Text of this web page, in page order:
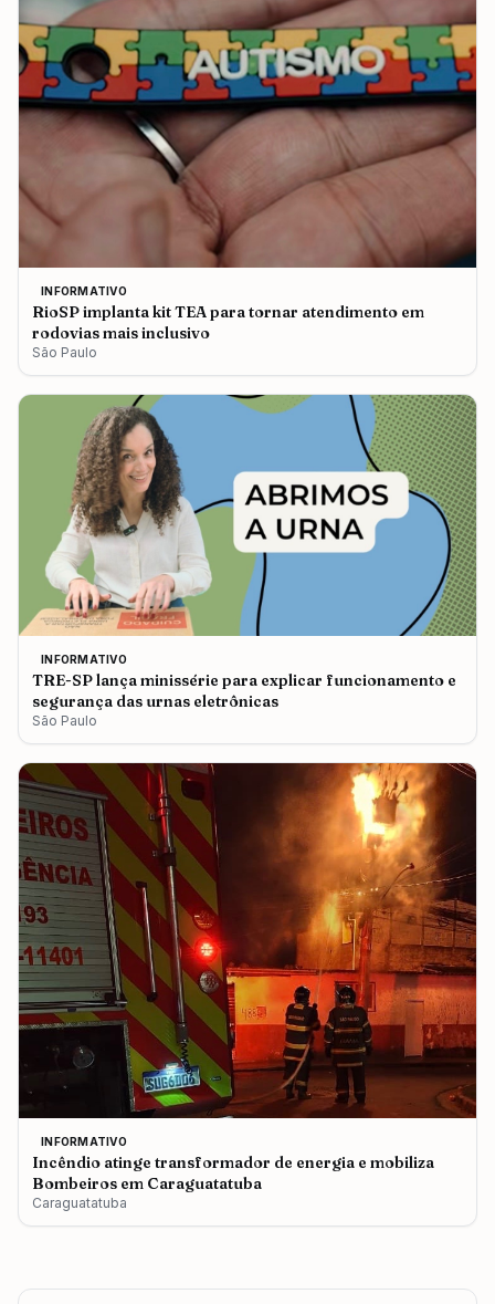
INFORMATIVO
RioSP implanta kit TEA para tornar atendimento em
rodovias mais inclusivo
São Paulo
INFORMATIVO
TRE-SP lança minissérie para explicar funcionamento e
segurança das urnas eletrônicas
São Paulo
INFORMATIVO
Incêndio atinge transformador de energia e mobiliza
Bombeiros em Caraguatatuba
Caraguatatuba